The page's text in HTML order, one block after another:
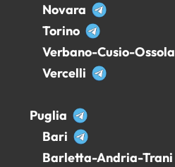
Novara
Torino
Verbano-Cusio-Ossola
Vercelli
Puglia
Bari
Barletta-Andria-Trani